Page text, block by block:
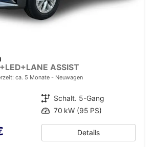
ASSIST
ca. 5 Monate Neuwagen
Getriebe Schalt. 5-Gang
Leistung 70 kW (95 PS)
Details